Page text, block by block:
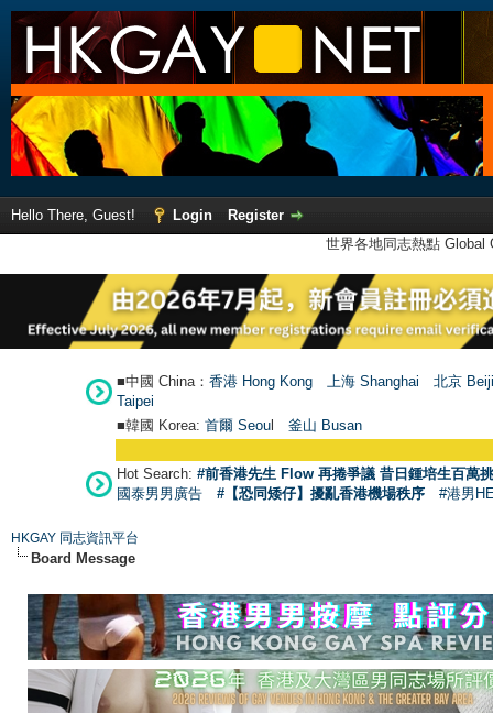
Hello There, Guest! Login
Register
世界各地同志熱點
■中國 China： 香港 Hong Kong 上海 Shanghai
北京
Taipei
■韓國 Korea: 首爾 Seoul 釜山 Busan
Hot Search: #前香港先生 Flow 再捲爭議 昔日鍾培生百萬
國泰男男廣告
#【恐同矮仔】擾亂香港機場秩序 #港男
HKGAY 同志資訊平台
Board Message